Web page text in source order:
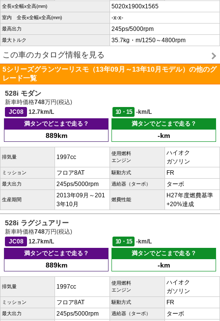
全長x全幅x全高(mm) 5020x1900x1565
室内 全長x全幅x全高(mm) -x-x-
最高出力 245ps/5000rpm
最大トルク 35.7kg・m/1250～4800rpm
この車のカタログ情報を見る
5シリーズグランツーリスモ（13年09月～13年10月モデル）の他のグ
レード一覧
528i モダン
新車時価格748万円(税込)
JC08
12.7km/L 10・15
-km/L
満タンでどこまで走る？
889km
満タンでどこまで走る？
-km
排気量 1997cc
使用燃料
エンジン
ハイオク
ガソリン
ミッション フロア8AT 駆動方式 FR
最大出力 245ps/5000rpm 過給器（ターボ） ターボ
生産期間
2013年09月～201
3年10月
燃費性能
H27年度燃費基準
+20%達成
528i ラグジュアリー
新車時価格748万円(税込)
JC08
12.7km/L 10・15
-km/L
満タンでどこまで走る？
889km
満タンでどこまで走る？
-km
排気量 1997cc
使用燃料
エンジン
ハイオク
ガソリン
ミッション フロア8AT 駆動方式 FR
最大出力 245ps/5000rpm 過給器（ターボ） ターボ